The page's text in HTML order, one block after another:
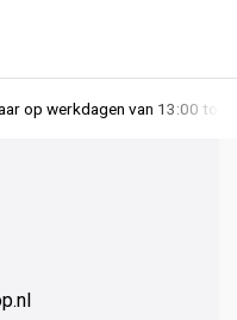
van 13:00 tot 17:00